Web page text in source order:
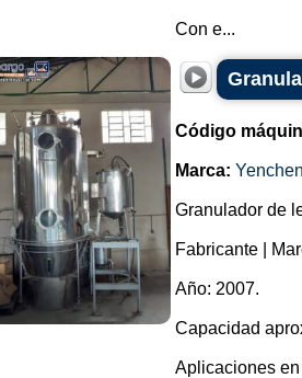
Con e...
Código
Marca:
Granulador de
Fabricante |
Año: 2007.
Capacidad
Aplicaciones